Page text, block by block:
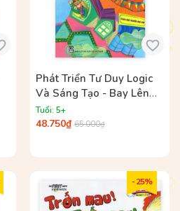
Phát Triển Tư Duy Logic
Và Sáng Tạo - Bay Lên
Nào, Tòa Nhà Tên Lửa
Tuổi: 5+
48.750₫ 65.000₫
- 25%